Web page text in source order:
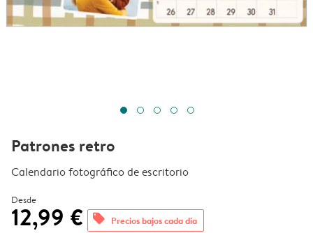
Patrones retro
Calendario fotográfico de escritorio
Desde
12,99 € offers Precios bajos cada día